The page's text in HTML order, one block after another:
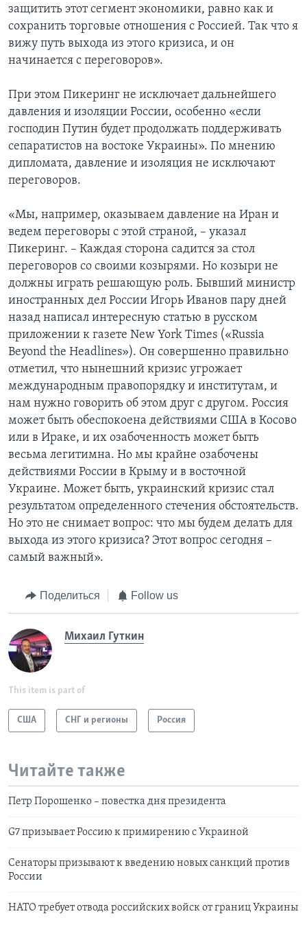
защитить этот сегмент экономики, равно как и
сохранить торговые отношения с Россией. Так что я
вижу путь выхода из этого кризиса, и он
начинается с переговоров».
При этом Пикеринг не исключает дальнейшего
давления и изоляции России, особенно «если
господин Путин будет продолжать поддерживать
сепаратистов на востоке Украины». По мнению
дипломата, давление и изоляция не исключают
переговоров.
«Мы, например, оказываем давление на Иран и
ведем переговоры с этой страной, – указал
Пикеринг. – Каждая сторона садится за стол
переговоров со своими козырями. Но козыри не
должны играть решающую роль. Бывший министр
иностранных дел России Игорь Иванов пару дней
назад написал интересную статью в русском
приложении к газете New York Times («Russia
Beyond the Headlines»). Он совершенно правильно
отметил, что нынешний кризис угрожает
международным правопорядку и институтам, и
нам нужно говорить об этом друг с другом. Россия
может быть обеспокоена действиями США в Косово
или в Ираке, и их озабоченность может быть
весьма легитимна. Но мы крайне озабочены
действиями России в Крыму и в восточной
Украине. Может быть, украинский кризис стал
результатом определенного стечения обстоятельств.
Но это не снимает вопрос: что мы будем делать для
выхода из этого кризиса? Этот вопрос сегодня –
самый важный».
Поделиться Follow us
Михаил Гуткин
This item is part of
США СНГ и регионы Россия
Читайте также
Петр Порошенко – повестка дня президента
G7 призывает Россию к примирению с Украиной
Сенаторы призывают к введению новых санкций против
России
НАТО требует отвода российских войск от границ Украины